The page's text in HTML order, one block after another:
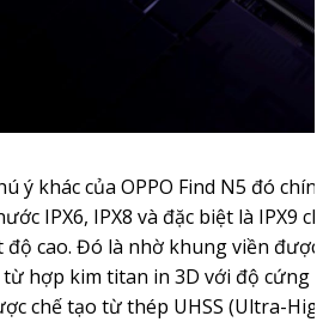
ý khác của OPPO Find N5 đó
IPX6, IPX8 và đặc biệt là IPX9
độ cao. Đó là nhờ khung viền
từ hợp kim titan in 3D với độ cứng
chế tạo từ thép UHSS (Ultra-